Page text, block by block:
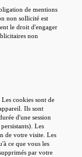
de mentions
non sollicité est
le droit d'engager
non
cookies sont de
Ils sont
d'une session
Les
de votre visite. Les
ce que vous les
par votre